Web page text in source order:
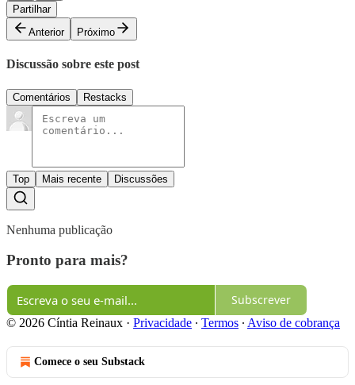
Partilhar
Anterior
Próximo
Discussão sobre este post
Comentários Restacks
Top Mais recente Discussões
Nenhuma publicação
Pronto para mais?
Subscrever
© 2026 Cíntia Reinaux · Privacidade ∙ Termos ∙ Aviso de cobrança
Comece o seu Substack